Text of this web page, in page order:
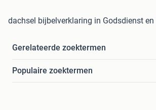
dachsel bijbelverklaring in Godsdienst
Gerelateerde zoektermen
Populaire zoektermen